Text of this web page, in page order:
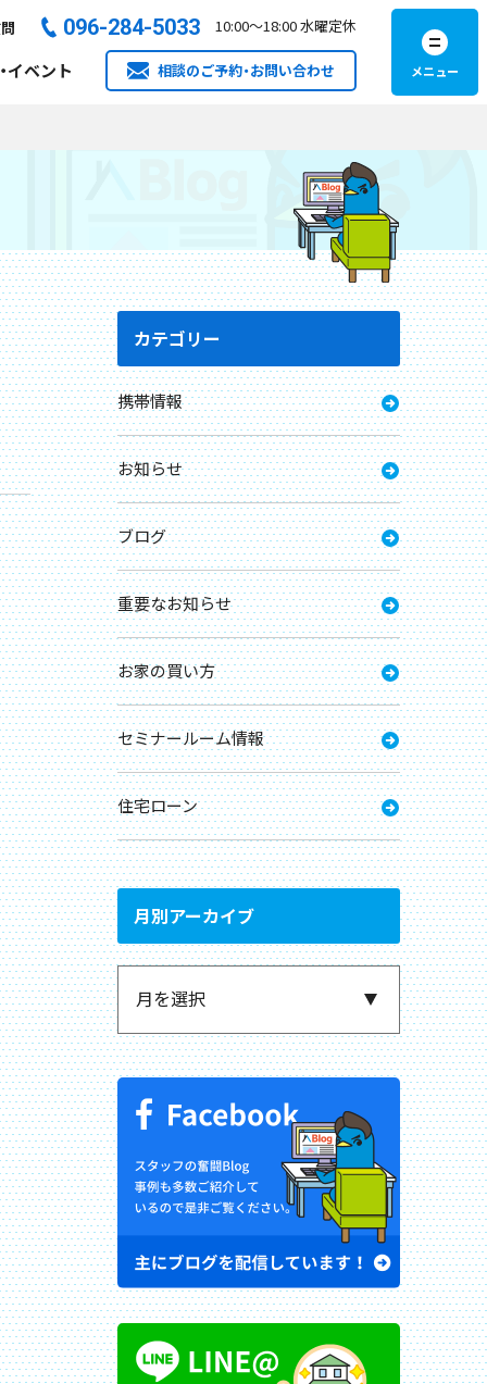
096-284-5033​ 10:00～18:00水曜定休
イベント 相談のご予約・お問い合わせ
カテゴリー
携帯情報
お知らせ
ブログ
重要なお知らせ
お家の買い方
セミナールーム情報
住宅ローン
月別アーカイブ